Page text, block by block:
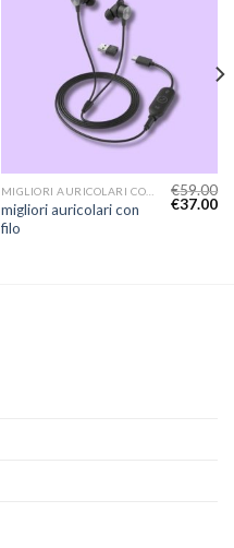
migliori auricolari con
filo
€59.00
€37.00